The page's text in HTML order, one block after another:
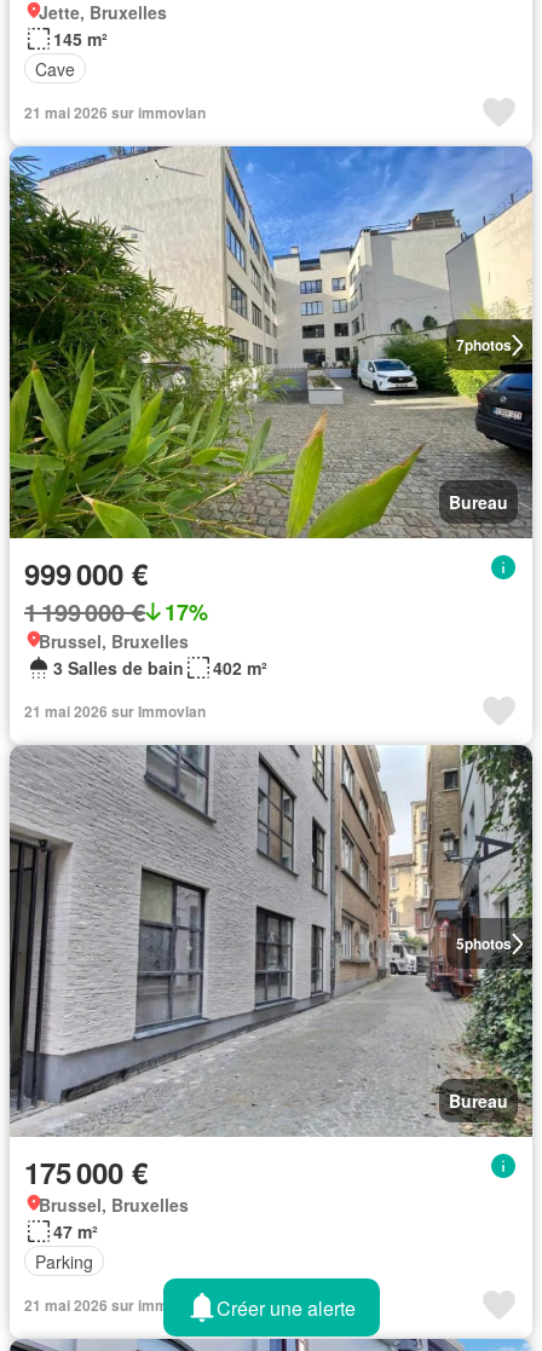
Jette, Bruxelles
145 m²
Cave
21 mai 2026 sur immovlan
7photos
Bureau
999 000 €
1 199 000 € 17%
Brussel, Bruxelles
3 Salles de bain
402 m²
21 mai 2026 sur Immovlan
5photos
Bureau
175 000 €
Brussel, Bruxelles
47 m²
Parking
21 mai 2026 sur immovlan Créer une alerte